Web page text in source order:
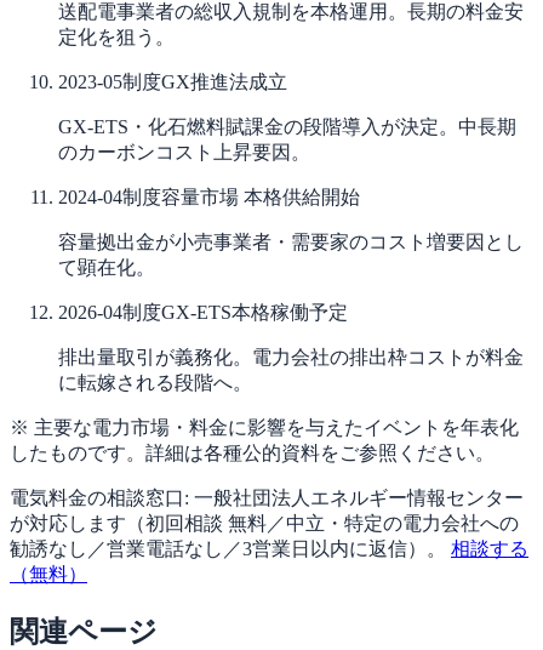
送配電事業者の総収入規制を本格運用。長期の料金安
定化を狙う。
2023-05制度GX推進法成立
GX-ETS・化石燃料賦課金の段階導入が決定。中長期
のカーボンコスト上昇要因。
2024-04制度容量市場 本格供給開始
容量拠出金が小売事業者・需要家のコスト増要因とし
て顕在化。
2026-04制度GX-ETS本格稼働予定
排出量取引が義務化。電力会社の排出枠コストが料金
に転嫁される段階へ。
※ 主要な電力市場・料金に影響を与えたイベントを年表化
したものです。詳細は各種公的資料をご参照ください。
電気料金の相談窓口: 一般社団法人エネルギー情報センター
が対応します（初回相談 無料／中立・特定の電力会社への
勧誘なし／営業電話なし／3営業日以内に返信）。
相談する
（無料）
関連ページ